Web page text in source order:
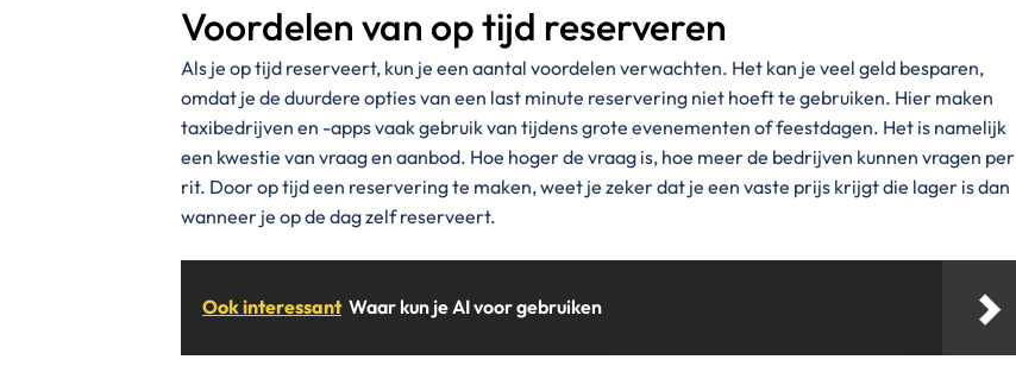
Voordelen van op tijd reserveren
Als je op tijd reserveert, kun je een aantal voordelen verwachten. Het kan je veel geld besparen,
omdat je de duurdere opties van een last minute reservering niet hoeft te gebruiken. Hier maken
taxibedrijven en -apps vaak gebruik van tijdens grote evenementen of feestdagen. Het is namelijk
een kwestie van vraag en aanbod. Hoe hoger de vraag is, hoe meer de bedrijven kunnen vragen per
rit. Door op tijd een reservering te maken, weet je zeker dat je een vaste prijs krijgt die lager is dan
wanneer je op de dag zelf reserveert.
Ook interessant Waar kun je AI voor gebruiken